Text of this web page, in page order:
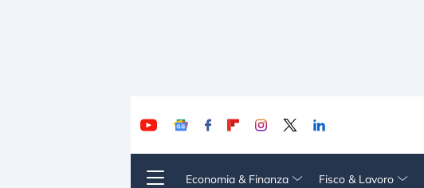
Economia & Finanza Fisco & Lavoro